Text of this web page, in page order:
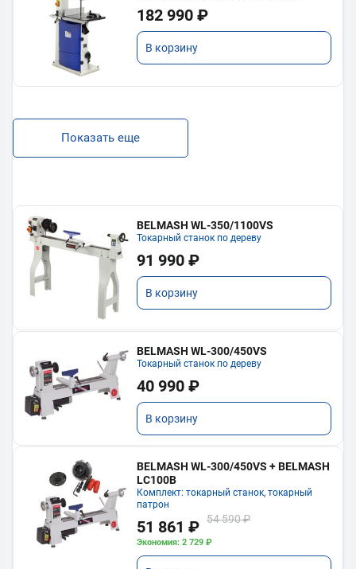
182 990 ₽
В корзину
Показать еще
BELMASH WL-350/1100VS
Токарный станок по дереву
91 990 ₽
В корзину
BELMASH WL-300/450VS
Токарный станок по дереву
40 990 ₽
В корзину
BELMASH WL-300/450VS + BELMASH
LC100B
Комплект: токарный станок, токарный
патрон
51 861 ₽ 54 590 ₽
Экономия: 2 729 ₽